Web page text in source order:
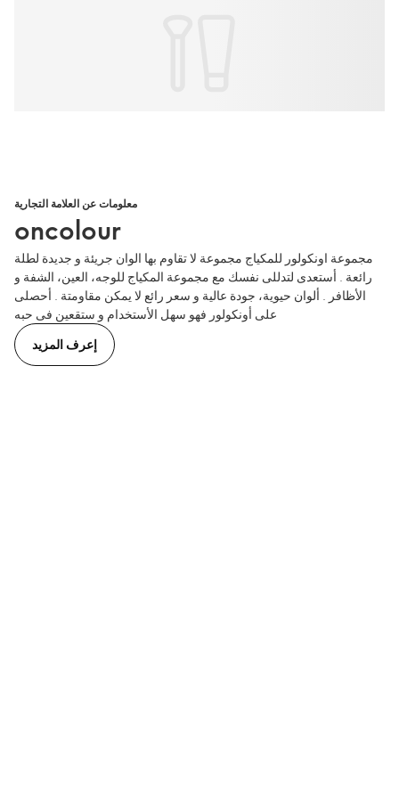
معلومات عن العلامة التجارية
oncolour
مجموعة اونكولور للمكياج مجموعة لا تقاوم بها الوان جريئة و جديدة لطلة
رائعة . أستعدى لتدللى نفسك مع مجموعة المكياج للوجه، العين، الشفة و
الأظافر . ألوان حيوية، جودة عالية و سعر رائع لا يمكن مقاومتة . أحصلى
على أونكولور فهو سهل الأستخدام و ستقعين فى حبه
إعرف المزيد